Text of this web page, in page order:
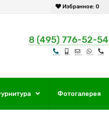
Избранное: 0
8 (495) 776-52-54
Фотогалерея